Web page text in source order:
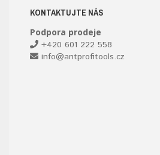
KONTAKTUJTE NÁS
Podpora prodeje
+420 601 222 558
info@antprofitools.cz